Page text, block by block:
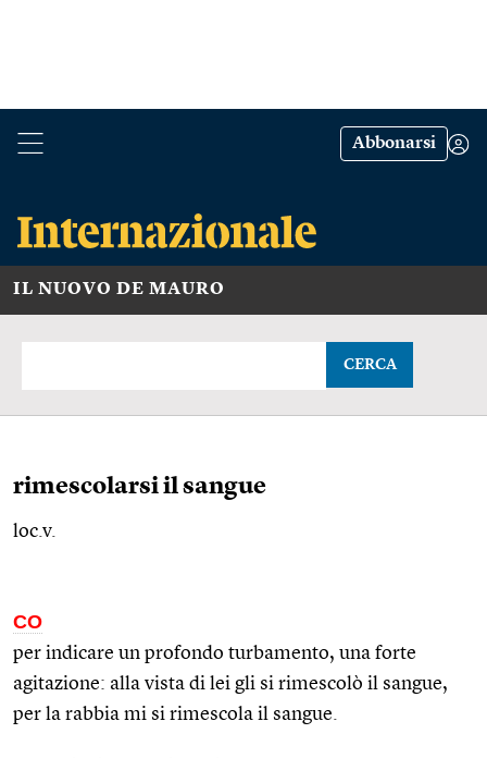
Abbonarsi
IL NUOVO DE MAURO
CERCA
rimescolarsi il sangue
loc.v.
CO
per indicare un profondo turbamento, una forte
agitazione: alla vista di lei gli si rimescolò il sangue,
per la rabbia mi si rimescola il sangue.